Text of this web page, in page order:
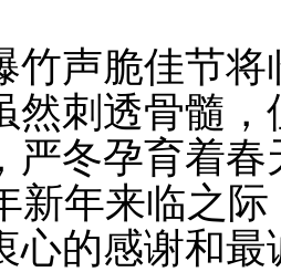
竹声脆佳节
然刺透骨髓
严冬孕育着
新年来临之际
心的感谢和